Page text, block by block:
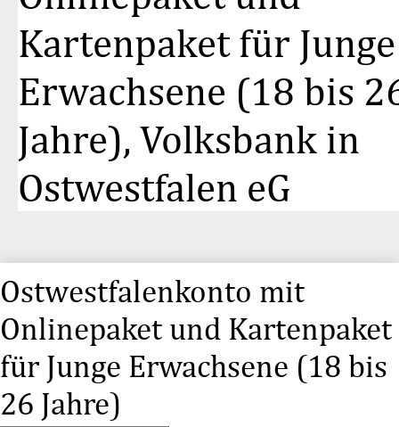
Kartenpaket für Junge
Erwachsene (18 bis
Jahre), Volksbank in
Ostwestfalen eG
Ostwestfalenkonto mit
Onlinepaket und Kartenpaket
für Junge Erwachsene (18 bis
26 Jahre)